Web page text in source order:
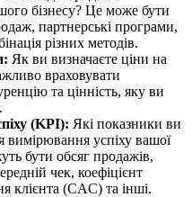
бізнесу? Це може бути
партнерські програми,
різних методів.
Як ви визначаєте ціни на
враховувати
та цінність, яку ви
(KPI): Які показники ви
вимірювання успіху вашої
бути обсяг продажів,
чек, коефіцієнт
клієнта (CAC) та інші.